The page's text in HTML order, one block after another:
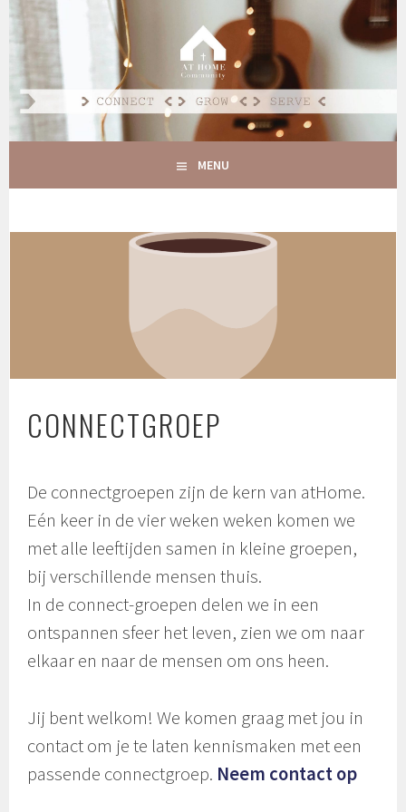
Spring
inhoud
AT HOME COMMUNITY
CONNECT GROW SERVE
MENU
CONNECTGROEP
De connectgroepen zijn de kern van atHome.
Eén keer in de vier weken weken komen we
met alle leeftijden samen in kleine groepen,
bij verschillende mensen thuis.
In de connect-groepen delen we in een
ontspannen sfeer het leven, zien we om naar
elkaar en naar de mensen om ons heen.
Jij bent welkom! We komen graag met jou in
contact om je te laten kennismaken met een
passende connectgroep. Neem contact op